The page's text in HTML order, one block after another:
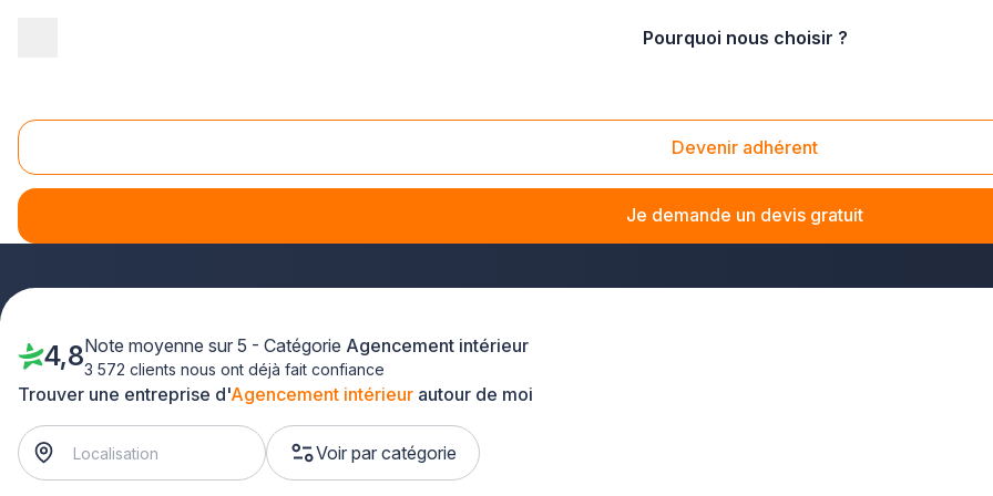
Pourquoi nous choisir ?
Devenir adhérent
Je demande un devis gratuit
Agencement interieur Vienne (86)
Vous recherchez un professionnel de l'agencement d'intérieurdans la Vienne ? La solution Plus que pro vous met en
tous vos projets d'aménagement.Que vous souhaitiez optimiser l'espace de votre maison ou repenser la
tout le département pour concrétiser vos envies.
Trouver une entreprise d'Agencement intérieur autour de moi
Voir par catégorie
4,8Note moyenne sur 5 - Catégorie Agencement intérieur
3 572 clients nous ont déjà fait confiance